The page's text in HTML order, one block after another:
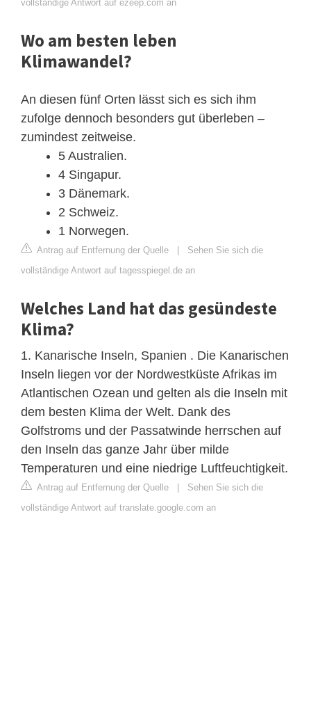
vollständige Antwort auf ezeep.com an
Wo am besten leben
Klimawandel?
An diesen fünf Orten lässt sich es sich ihm
zufolge dennoch besonders gut überleben –
zumindest zeitweise.
5 Australien.
4 Singapur.
3 Dänemark.
2 Schweiz.
1 Norwegen.
Antrag auf Entfernung der Quelle | Sehen Sie sich die
vollständige Antwort auf tagesspiegel.de an
Welches Land hat das gesündeste
Klima?
1. Kanarische Inseln, Spanien . Die Kanarischen
Inseln liegen vor der Nordwestküste Afrikas im
Atlantischen Ozean und gelten als die Inseln mit
dem besten Klima der Welt. Dank des
Golfstroms und der Passatwinde herrschen auf
den Inseln das ganze Jahr über milde
Temperaturen und eine niedrige Luftfeuchtigkeit.
Antrag auf Entfernung der Quelle | Sehen Sie sich die
vollständige Antwort auf translate.google.com an